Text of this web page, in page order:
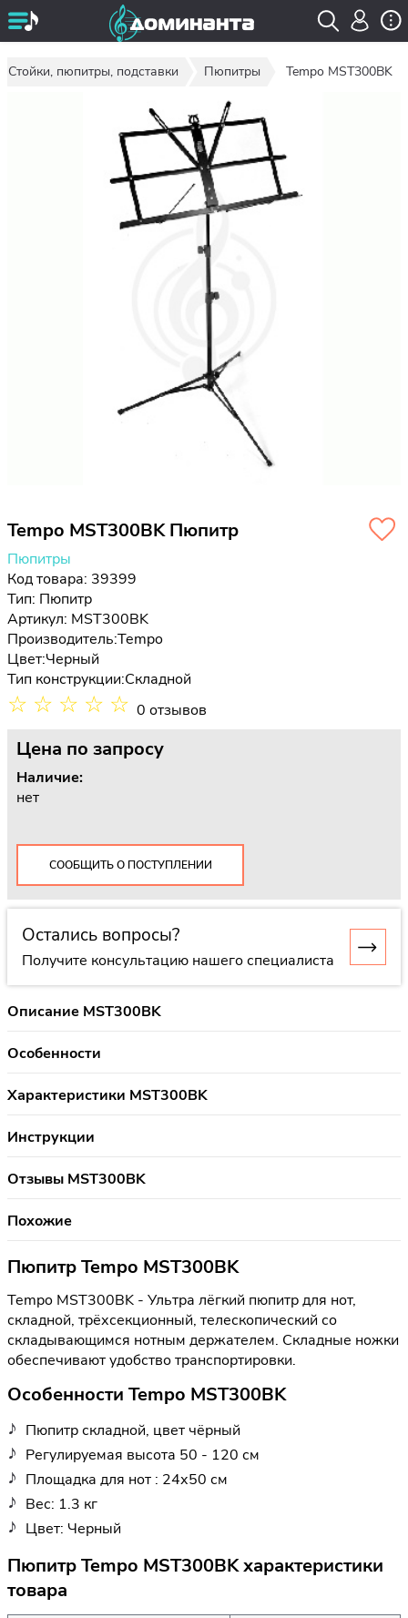
Стойки, пюпитры, подставки Пюпитры Tempo MST300BK
Tempo MST300BK Пюпитр
Пюпитры
Код товара: 39399
Тип: Пюпитр
Артикул: MST300BK
Производитель:Tempo
Цвет:Черный
Тип конструкции:Складной
☆ ☆ ☆ ☆ ☆ 0 отзывов
Цена по запросу
Наличие:
нет
СООБЩИТЬ О ПОСТУПЛЕНИИ
Остались вопросы?
Получите консультацию нашего специалиста
Описание MST300BK
Особенности
Характеристики MST300BK
Инструкции
Отзывы MST300BK
Похожие
Пюпитр Tempo MST300BK
Tempo MST300BK - Ультра лёгкий пюпитр для нот,
складной, трёхсекционный, телескопический со
складывающимся нотным держателем. Складные ножки
обеспечивают удобство транспортировки.
Особенности Tempo MST300BK
Пюпитр складной, цвет чёрный
Регулируемая высота 50 - 120 см
Площадка для нот : 24х50 см
Вес: 1.3 кг
Цвет: Черный
Пюпитр Tempo MST300BK характеристики
товара